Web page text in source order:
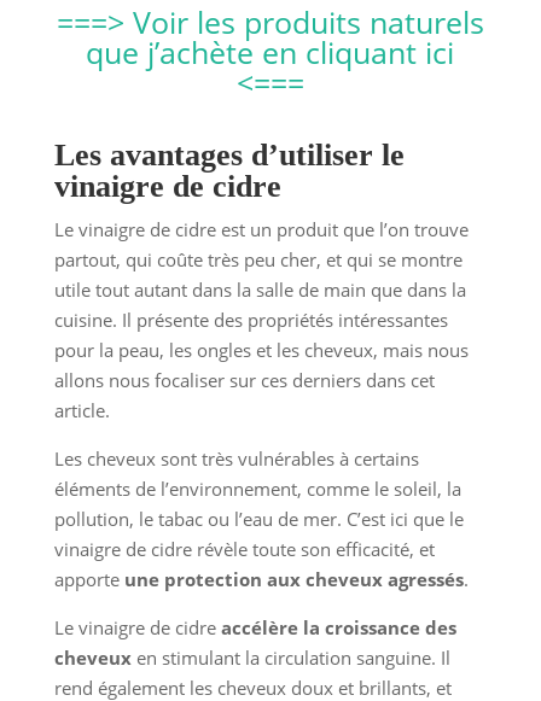
===> Voir les produits naturels
que j’achète en cliquant ici
<===
Les avantages d’utiliser le
vinaigre de cidre
Le vinaigre de cidre est un produit que l’on trouve
partout, qui coûte très peu cher, et qui se montre
utile tout autant dans la salle de main que dans la
cuisine. Il présente des propriétés intéressantes
pour la peau, les ongles et les cheveux, mais nous
allons nous focaliser sur ces derniers dans cet
article.
Les cheveux sont très vulnérables à certains
éléments de l’environnement, comme le soleil, la
pollution, le tabac ou l’eau de mer. C’est ici que le
vinaigre de cidre révèle toute son efficacité, et
apporte une protection aux cheveux agressés.
Le vinaigre de cidre accélère la croissance des
cheveuxen stimulant la circulation sanguine. Il
rend également les cheveux doux et brillants, et